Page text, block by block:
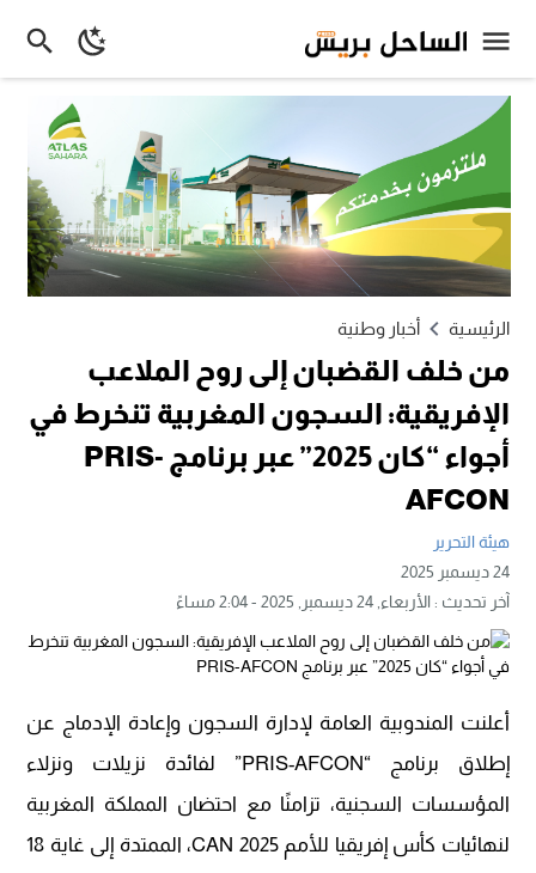
الرئيسية أخبار وطنية
من خلف القضبان إلى روح الملاعب
الإفريقية: السجون المغربية تنخرط في
أجواء “كان 2025” عبر برنامج PRIS-
AFCON
هيئة التحرير
24 ديسمبر 2025
آخر تحديث :الأربعاء, 24 ديسمبر, 2025 - 2:04 مساءً
أعلنت المندوبية العامة لإدارة السجون وإعادة الإدماج عن
إطلاق برنامج “PRIS-AFCON” لفائدة نزيلات ونزلاء
المؤسسات السجنية، تزامنًا مع احتضان المملكة المغربية
لنهائيات كأس إفريقيا للأمم CAN 2025، الممتدة إلى غاية 18